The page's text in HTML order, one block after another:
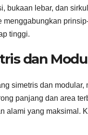
bukaan lebar, dan
tinggi.
dan
simetris dan
panjang dan area
alami yang maksimal.